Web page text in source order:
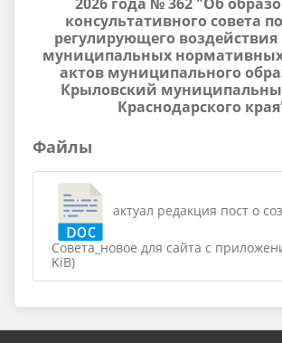
консультативного совета
регулирующего воздействия
муниципальных
актов муниципального
Крыловский
Краснодарского
Файлы
актуал редакция пост о
Совета_новое для сайта с
KiB)